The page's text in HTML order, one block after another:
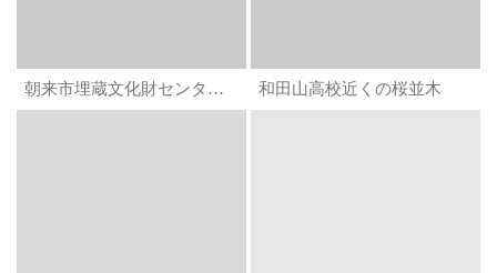
朝来市埋蔵文化財センター「古代あさご館」 和田山高校近くの桜並木